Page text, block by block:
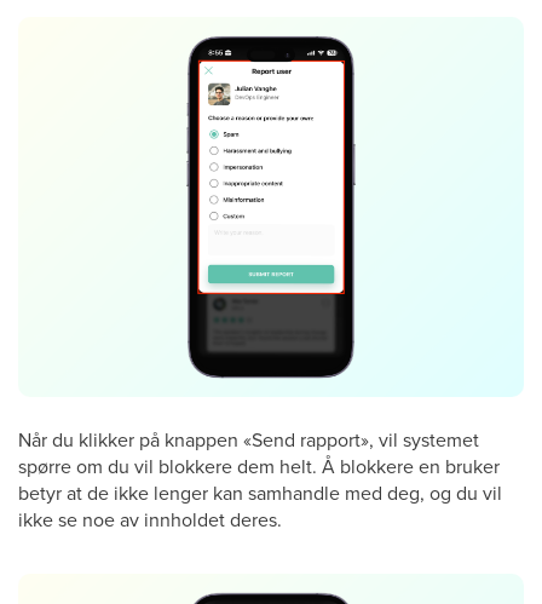
Når du klikker på knappen «Send rapport», vil systemet
spørre om du vil blokkere dem helt. Å blokkere en bruker
betyr at de ikke lenger kan samhandle med deg, og du vil
ikke se noe av innholdet deres.